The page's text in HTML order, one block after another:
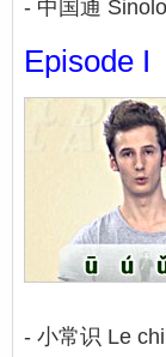
- 中国通
Episode I
- 小常识 Le